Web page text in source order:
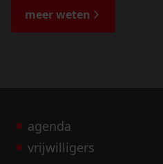
de bijzondere verhalen.
meer weten
agenda
vrijwilligers